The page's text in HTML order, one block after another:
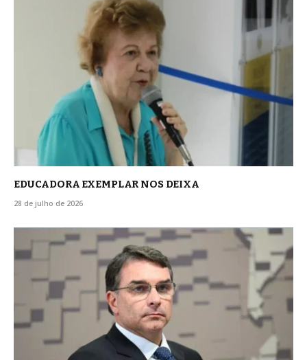
EDUCADORA EXEMPLAR NOS DEIXA
28 de julho de 2026